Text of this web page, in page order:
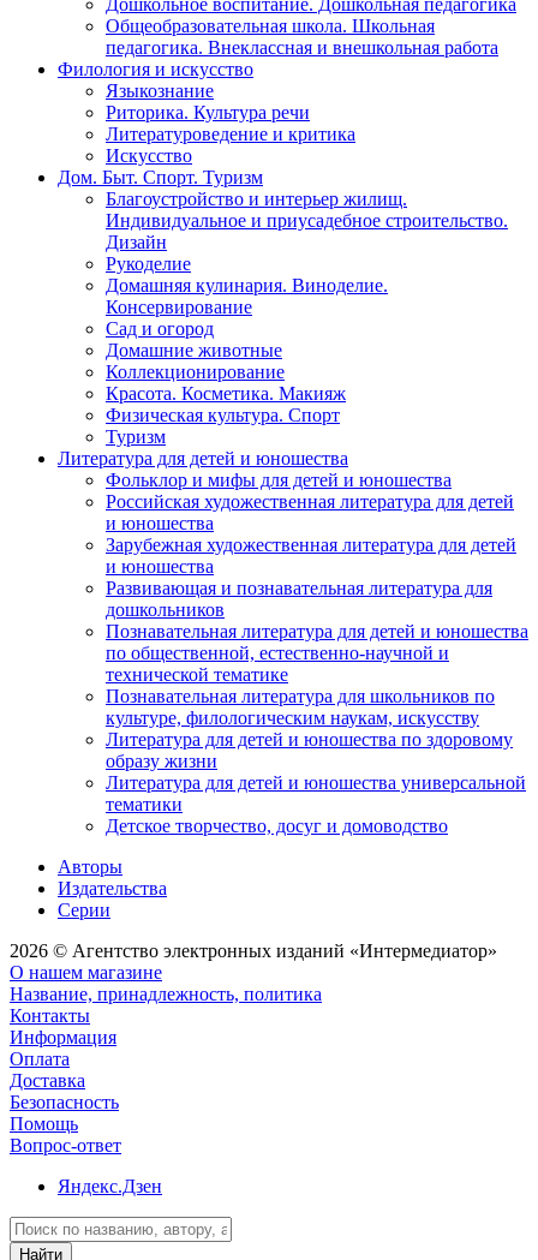
Общеобразовательная школа. Школьная
педагогика. Внеклассная и внешкольная работа
Филология и искусство
Языкознание
Риторика. Культура речи
Литературоведение и критика
Искусство
Дом. Быт. Спорт. Туризм
Благоустройство и интерьер жилищ.
Индивидуальное и приусадебное строительство.
Дизайн
Рукоделие
Домашняя кулинария. Виноделие.
Консервирование
Сад и огород
Домашние животные
Коллекционирование
Красота. Косметика. Макияж
Физическая культура. Спорт
Туризм
Литература для детей и юношества
Фольклор и мифы для детей и юношества
Российская художественная литература для детей
и юношества
Зарубежная художественная литература для детей
и юношества
Развивающая и познавательная литература для
дошкольников
Познавательная литература для детей и юношества
по общественной, естественно-научной и
технической тематике
Познавательная литература для школьников по
культуре, филологическим наукам, искусству
Литература для детей и юношества по здоровому
образу жизни
Литература для детей и юношества универсальной
тематики
Детское творчество, досуг и домоводство
Авторы
Издательства
Серии
2026 © Агентство электронных изданий «Интермедиатор»
О нашем магазине
Название, принадлежность, политика
Контакты
Информация
Оплата
Доставка
Безопасность
Помощь
Вопрос-ответ
Яндекс.Дзен
Найти